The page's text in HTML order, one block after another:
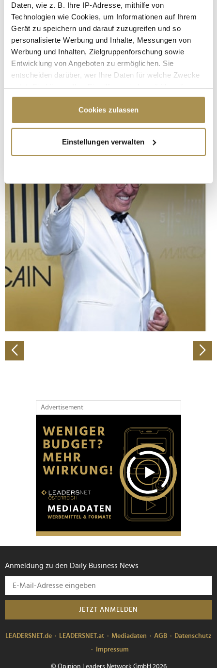
Daten, wie z. B. Ihre IP-Adresse, mithilfe von
Technologien wie Cookies, um Informationen auf Ihrem
Gerät zu speichern und darauf zuzugreifen und so
personalisierte Werbung und Inhalte, Messungen von
Werbung und Inhalten, Zielgruppenforschung sowie
Entwicklung von Angeboten zu ermöglichen. Sie
entscheiden darüber, wer Ihre Daten für welche Zwecke
Cookie-Erklärung oder durch Klicken auf das Privacy
Trigger Symbol ändern oder widerrufen
Informationen über Ihre geografische Lage
erfassen, welche bis auf einige Meter genau sein
bestimmten Merkmalen (Fingerprinting) identifizieren
Erfahren Sie mehr darüber, wie Ihre persönlichen Daten
verarbeitet werden, und legen Sie Ihre Präferenzen im
Abschnitt Einzelheiten
fest.
Wir verwenden Cookies, um Inhalte und Anzeigen zu
personalisieren, Funktionen für soziale Medien anbieten
zu können und die Zugriffe auf unsere Website zu
analysieren. Außerdem geben wir Informationen zu Ihrer
Verwendung unserer Website an unsere Partner für
soziale Medien, Werbung und Analysen weiter. Unsere
Partner führen diese Informationen möglicherweise mit
haben oder die sie im Rahmen Ihrer Nutzung der Dienste
gesammelt haben.
Cookies zulassen
Einstellungen verwalten
Advertisement
Anmeldung zu den Daily Business News
JETZT ANMELDEN
LEADERSNET.de LEADERSNET.at Mediadaten AGB
Datenschutz
Impressum